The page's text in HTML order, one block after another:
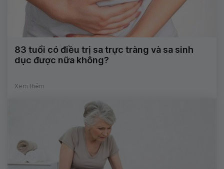
83 tuổi có điều trị sa trực tràng và sa sinh
dục được nữa không?
Xem thêm